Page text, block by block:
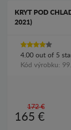
KRYT POD
2021)
4.00 out of 5
Kód výrobku:
172 €
165 €